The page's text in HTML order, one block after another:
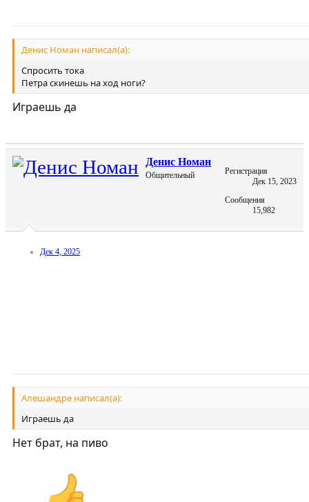
Денис Номан написал(а):
Спросить тока
Петра скинешь на ход ноги?
Играешь да
Денис Номан
Общительный
Регистрация
Дек 15, 2023
Сообщения
15,982
Дек 4, 2025
Алешандре написал(а):
Играешь да
Нет брат, на пиво